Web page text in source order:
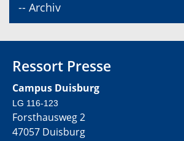
-- Archiv
Ressort Presse
Campus Duisburg
LG 116-123
Forsthausweg 2
47057 Duisburg